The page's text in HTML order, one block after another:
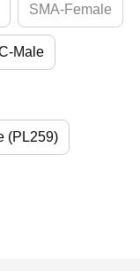
SMA-Female
Male
(PL259)